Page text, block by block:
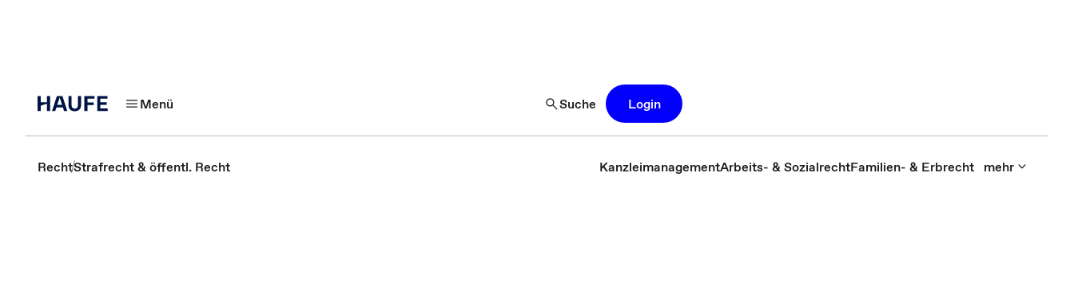
Menü Suche Login
RechtStrafrecht & öffentl. Recht KanzleimanagementArbeits- & SozialrechtFamilien- & Erbrecht mehr